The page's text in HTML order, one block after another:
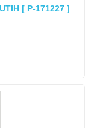
[ P-171227 ]